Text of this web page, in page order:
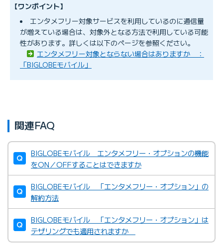
【ワンポイント】
エンタメフリー対象サービスを利用しているのに通信量
が増えている場合は、対象外となる方法で利用している可能
性があります。詳しくは以下のページを参照ください。
エンタメフリー対象とならない場合はありますか ：
「BIGLOBEモバイル」
関連FAQ
BIGLOBEモバイル エンタメフリー・オプションの機能
をON／OFFすることはできますか
BIGLOBEモバイル 「エンタメフリー・オプション」の
解約方法
BIGLOBEモバイル 「エンタメフリー・オプション」は
テザリングでも適用されますか